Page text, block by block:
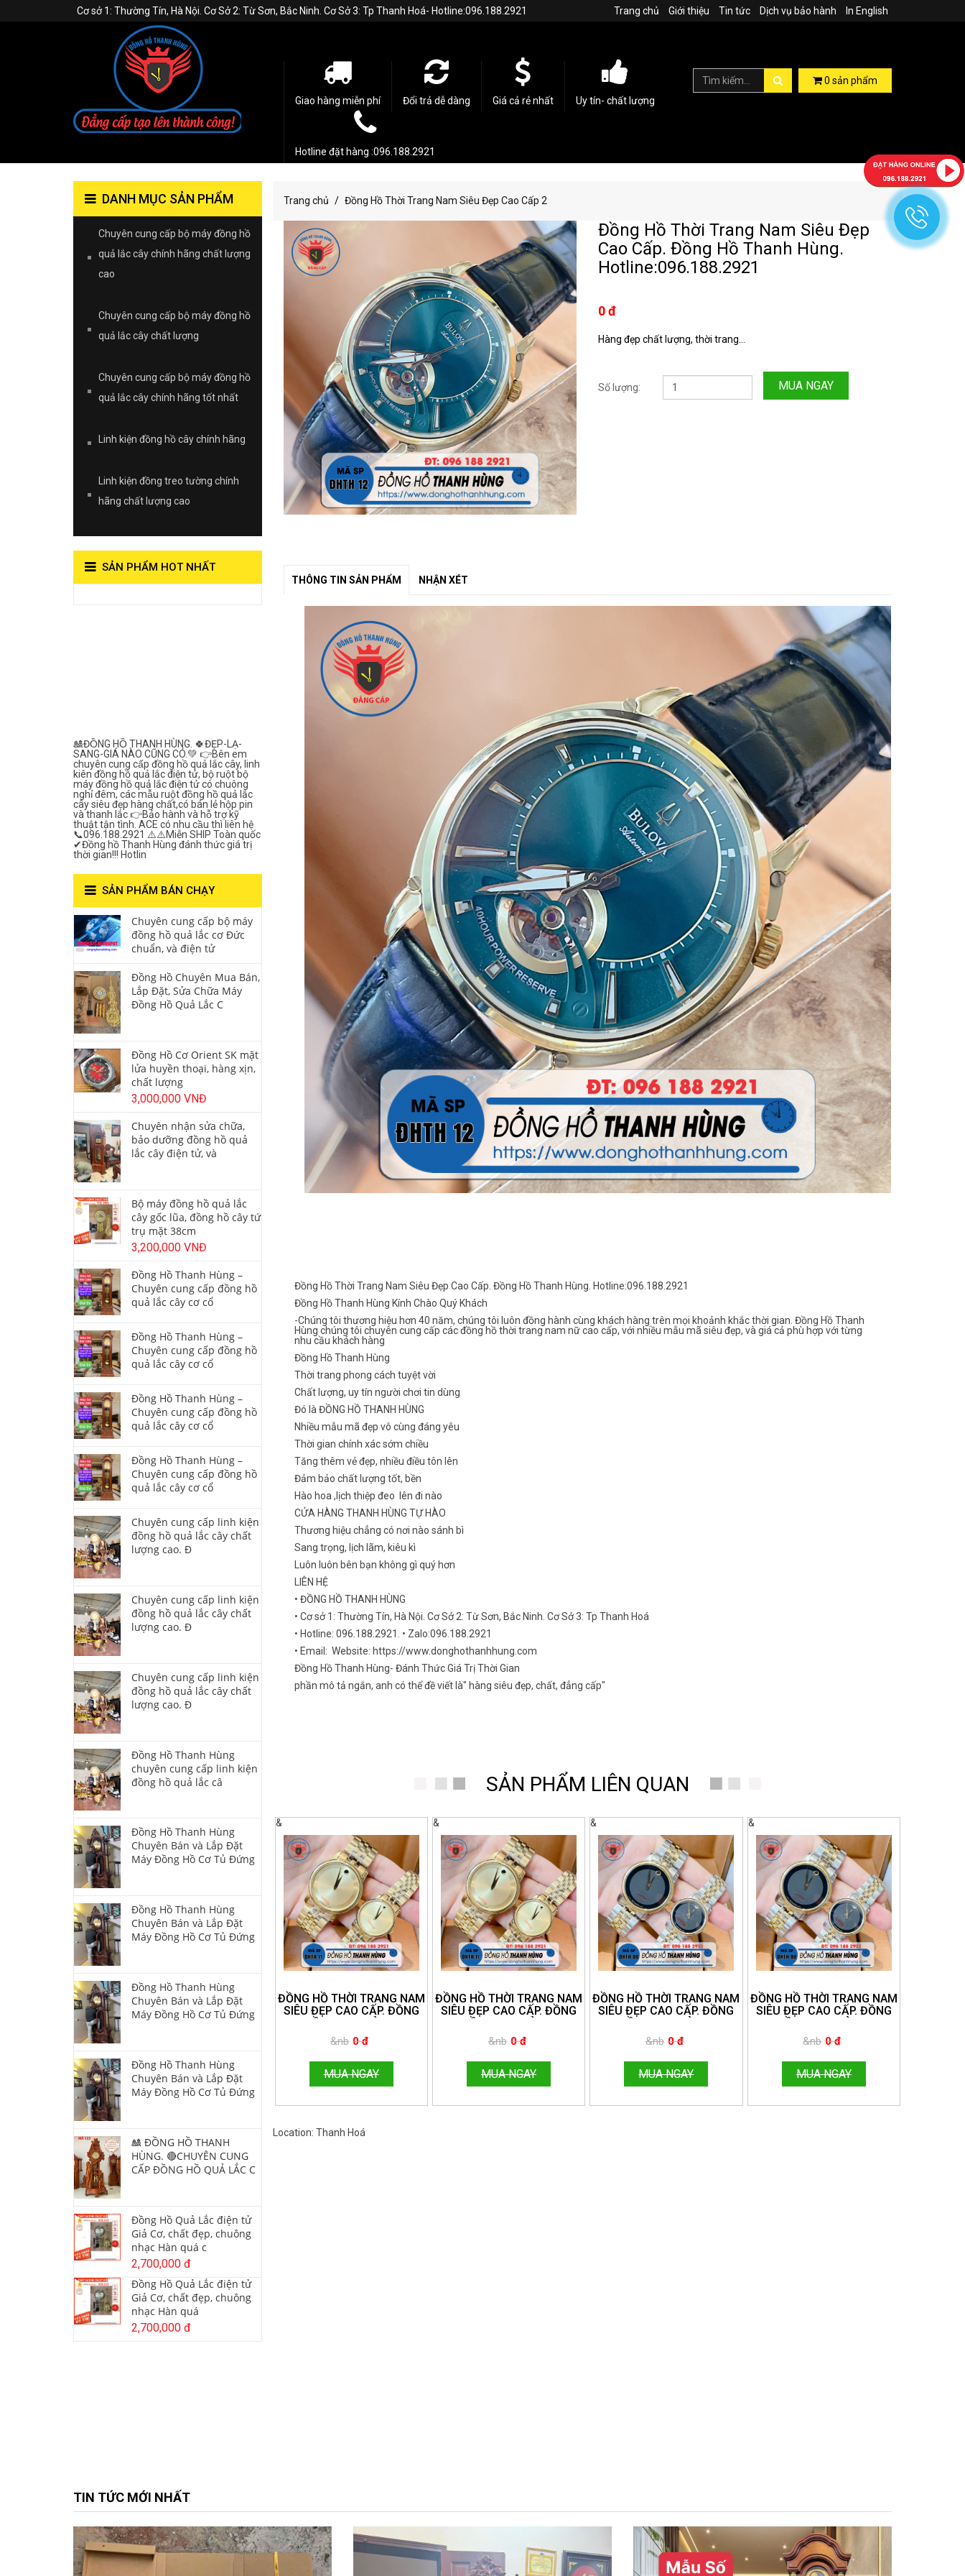
Trang chủ Giới thiệu Tin tức Dịch vụ bảo hành In English
Cơ sở 1: Thường Tín, Hà Nội. Cơ Sở 2: Từ Sơn, Bắc Ninh. Cơ Sở 3: Tp Thanh Hoá- Hotline:096.188.2921
Giao hàng miễn phí Đổi trả dễ dàng Giá cả rẻ nhất Uy tín- chất lượng
Hotline đặt hàng :096.188.2921
0 sản phẩm
Trang chủ Đồng Hồ Thời Trang Nam Siêu Đẹp Cao Cấp 2
Đồng Hồ Thời Trang Nam Siêu Đẹp
Cao Cấp. Đồng Hồ Thanh Hùng.
Hotline:096.188.2921
0 đ
Hàng đẹp chất lượng, thời trang...
Số lượng: MUA NGAY
THÔNG TIN SẢN PHẨM NHẬN XÉT
Đồng Hồ Thời Trang Nam Siêu Đẹp Cao Cấp. Đồng Hồ Thanh Hùng. Hotline:096.188.2921
Đồng Hồ Thanh Hùng Kính Chào Quý Khách
-Chúng tôi thương hiệu hơn 40 năm, chúng tôi luôn đồng hành cùng khách hàng trên mọi khoảnh khắc thời gian. Đồng Hồ Thanh
Hùng chúng tôi chuyên cung cấp các đồng hồ thời trang nam nữ cao cấp, với nhiều mẫu mã siêu đẹp, và giá cả phù hợp với từng
nhu cầu khách hàng
Đồng Hồ Thanh Hùng
Thời trang phong cách tuyệt vời
Chất lượng, uy tín người chơi tin dùng
Đó là ĐỒNG HỒ THANH HÙNG
Nhiều mẫu mã đẹp vô cùng đáng yêu
Thời gian chính xác sớm chiều
Tăng thêm vẻ đẹp, nhiều điều tôn lên
Đảm bảo chất lượng tốt, bền
Hào hoa ,lịch thiệp đeo lên đi nào
CỬA HÀNG THANH HÙNG TỰ HÀO
Thương hiệu chẳng có nơi nào sánh bì
Sang trọng, lịch lãm, kiêu kì
Luôn luôn bên bạn không gì quý hơn
LIÊN HỆ
• ĐỒNG HỒ THANH HÙNG
• Cơ sở 1: Thường Tín, Hà Nội. Cơ Sở 2: Từ Sơn, Bắc Ninh. Cơ Sở 3: Tp Thanh Hoá
• Hotline: 096.188.2921. • Zalo:096.188.2921
• Email: Website: https://www.donghothanhhung.com
Đồng Hồ Thanh Hùng- Đánh Thức Giá Trị Thời Gian
phần mô tả ngắn, anh có thể đề viết là" hàng siêu đẹp, chất, đẳng cấp"
SẢN PHẨM LIÊN QUAN
&
ĐỒNG HỒ THỜI TRANG NAM
SIÊU ĐẸP CAO CẤP. ĐỒNG
HOTLINE:096.188.2921
&nb 0 đ
MUA NGAY
&
ĐỒNG HỒ THỜI TRANG NAM
SIÊU ĐẸP CAO CẤP. ĐỒNG
HOTLINE:096.188.2921
&nb 0 đ
MUA NGAY
&
ĐỒNG HỒ THỜI TRANG NAM
SIÊU ĐẸP CAO CẤP. ĐỒNG
HOTLINE:096.188.2921
&nb 0 đ
MUA NGAY
&
ĐỒNG HỒ THỜI TRANG NAM
SIÊU ĐẸP CAO CẤP. ĐỒNG
HOTLINE:096.188.2921
&nb 0 đ
MUA NGAY
Location: Thanh Hoá
DANH MỤC SẢN PHẨM
Chuyên cung cấp bộ máy đồng hồ
quả lắc cây chính hãng chất lượng
cao
Chuyên cung cấp bộ máy đồng hồ
quả lắc cây chất lượng
Chuyên cung cấp bộ máy đồng hồ
quả lắc cây chính hãng tốt nhất
Linh kiện đồng hồ cây chính hãng
Linh kiện đồng treo tường chính
hãng chất lượng cao
SẢN PHẨM HOT NHẤT
🎎ĐỒNG HỒ THANH HÙNG. 🍀ĐẸP-LẠ-
SANG-GIÁ NÀO CŨNG CÓ.💚 👉Bên em
chuyên cung cấp đồng hồ quả lắc cây, linh
kiên đồng hồ quả lắc điện tử, bộ ruột bộ
máy đồng hồ quả lắc điện tử có chuông
nghỉ đêm, các mẫu ruột đồng hồ quả lắc
cây siêu đẹp hàng chất,có bán lẻ hộp pin
và thanh lắc 👉Bảo hành và hỗ trợ kỹ
thuật tận tình. ACE có nhu cầu thì liên hệ
📞096.188.2921 ⚠️⚠️Miễn SHIP Toàn quốc
✔Đồng hồ Thanh Hùng đánh thức giá trị
thời gian!!! Hotlin
SẢN PHẨM BÁN CHẠY
Chuyên cung cấp bộ máy
đồng hồ quả lắc cơ Đức
chuẩn, và điện tử
Đồng Hồ Chuyên Mua Bán,
Lắp Đặt, Sửa Chữa Máy
Đồng Hồ Quả Lắc C
Đồng Hồ Cơ Orient SK mặt
lửa huyền thoại, hàng xịn,
chất lượng
3,000,000 VNĐ
Chuyên nhận sửa chữa,
bảo dưỡng đồng hồ quả
lắc cây điện tử, và
Bộ máy đồng hồ quả lắc
cây gốc lũa, đồng hồ cây tứ
trụ mặt 38cm
3,200,000 VNĐ
Đồng Hồ Thanh Hùng –
Chuyên cung cấp đồng hồ
quả lắc cây cơ cổ
Đồng Hồ Thanh Hùng –
Chuyên cung cấp đồng hồ
quả lắc cây cơ cổ
Đồng Hồ Thanh Hùng –
Chuyên cung cấp đồng hồ
quả lắc cây cơ cổ
Đồng Hồ Thanh Hùng –
Chuyên cung cấp đồng hồ
quả lắc cây cơ cổ
Chuyên cung cấp linh kiện
đồng hồ quả lắc cây chất
lượng cao. Đ
Chuyên cung cấp linh kiện
đồng hồ quả lắc cây chất
lượng cao. Đ
Chuyên cung cấp linh kiện
đồng hồ quả lắc cây chất
lượng cao. Đ
Đồng Hồ Thanh Hùng
chuyên cung cấp linh kiện
đồng hồ quả lắc câ
Đồng Hồ Thanh Hùng
Chuyên Bán và Lắp Đặt
Máy Đồng Hồ Cơ Tủ Đứng
Đồng Hồ Thanh Hùng
Chuyên Bán và Lắp Đặt
Máy Đồng Hồ Cơ Tủ Đứng
Đồng Hồ Thanh Hùng
Chuyên Bán và Lắp Đặt
Máy Đồng Hồ Cơ Tủ Đứng
Đồng Hồ Thanh Hùng
Chuyên Bán và Lắp Đặt
Máy Đồng Hồ Cơ Tủ Đứng
🎎 ĐỒNG HỒ THANH
HÙNG. 🔴CHUYÊN CUNG
CẤP ĐỒNG HỒ QUẢ LẮC C
Đồng Hồ Quả Lắc điện tử
Giả Cơ, chất đẹp, chuông
nhạc Hàn quá c
2,700,000 đ
Đồng Hồ Quả Lắc điện tử
Giả Cơ, chất đẹp, chuông
nhạc Hàn quá
2,700,000 đ
TIN TỨC MỚI NHẤT